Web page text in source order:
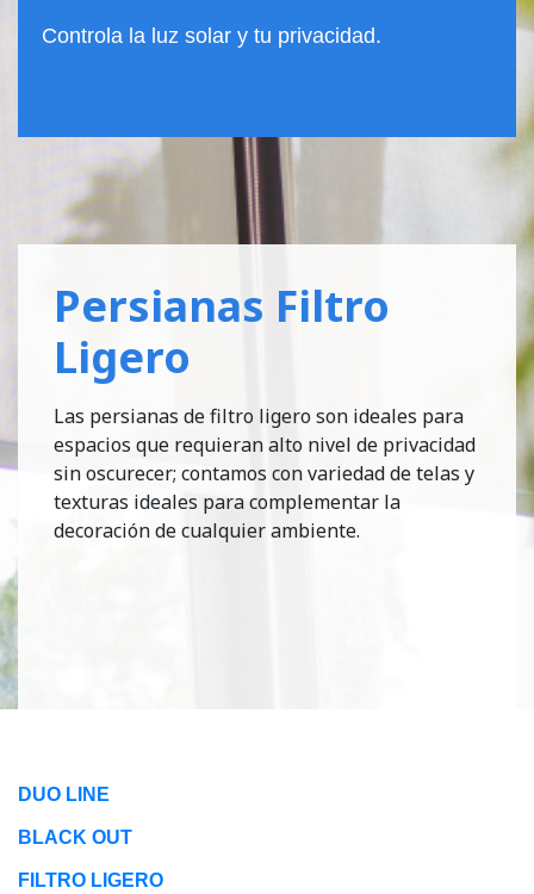
Controla la luz solar y tu privacidad.
Persianas Filtro
Ligero
Las persianas de filtro ligero son ideales para
espacios que requieran alto nivel de privacidad
sin oscurecer; contamos con variedad de telas y
texturas ideales para complementar la
decoración de cualquier ambiente.
DUO LINE
BLACK OUT
FILTRO LIGERO